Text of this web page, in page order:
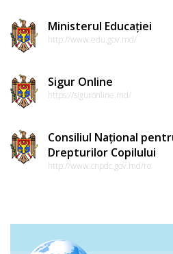
Ministerul Educației
http://www.edu.gov.md/
Sigur Online
https://siguronline.md/
Consiliul Național
Drepturilor Copilului
http://www.cnpdc.gov.md/ro